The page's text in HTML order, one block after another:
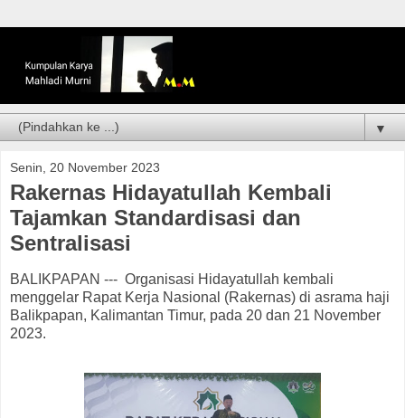
▼
Senin, 20 November 2023
Rakernas Hidayatullah Kembali
Tajamkan Standardisasi dan
Sentralisasi
BALIKPAPAN --- Organisasi Hidayatullah kembali
menggelar Rapat Kerja Nasional (Rakernas) di asrama haji
Balikpapan, Kalimantan Timur, pada 20 dan 21 November
2023.